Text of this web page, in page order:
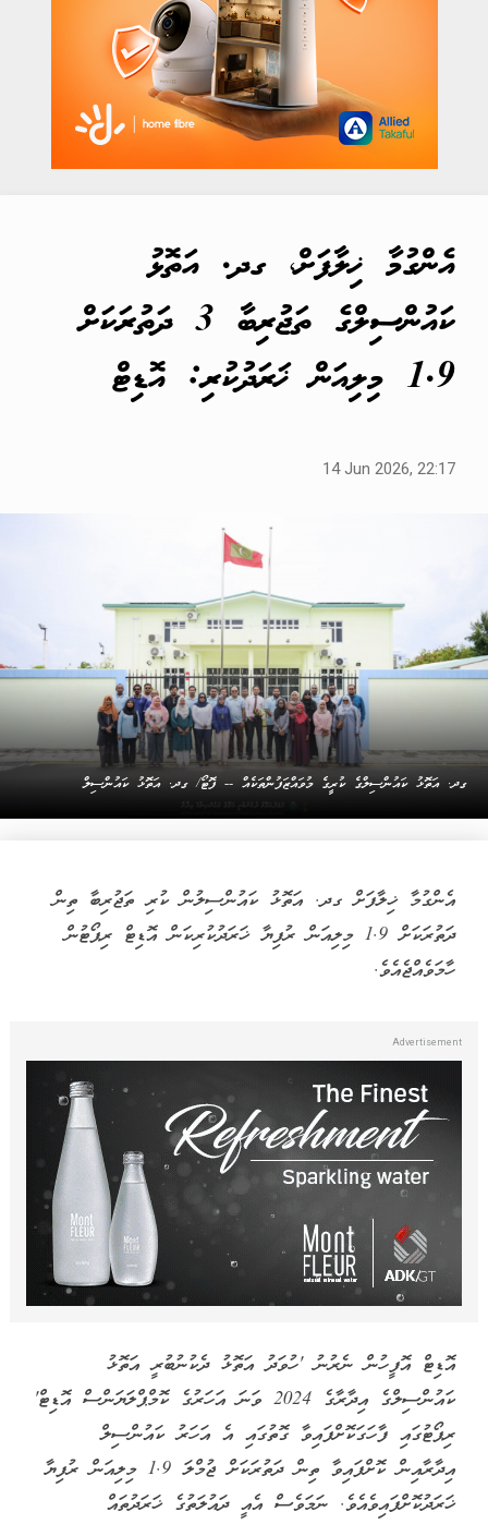
އެންގުމާ ޚިލާފަށް، ގދ. އަތޮޅު
ކައުންސިލްގެ ތަޖުރިބާ 3 ދަތުރަކަށް
1.9 މިލިއަން ޚަރަދުކުރި: އޮޑިޓް
14 Jun 2026, 22:17
ގދ. އަތޮޅު ކައުންސިލްގެ ކުރީގެ މުވައްޒަފުންތަކެއް -- ފޮޓޯ/ ގދ. އަތޮޅު ކައުންސިލް
އެންގުމާ ޚިލާފަށް ގދ. އަތޮޅު ކައުންސިލުން ކުރި ތަޖުރިބާ ތިން
ދަތުރަކަށް 1.9 މިލިއަން ރުފިޔާ ޚަރަދުކުރިކަން އޮޑިޓް ރިޕޯޓުން
ހާމަވެއްޖެއެވެ.
އޮޑިޓް އޮފީހުން ނެރުނު 'ހުވަދު އަތޮޅު ދެކުނުބުރީ އަތޮޅު
ކައުންސިލްގެ އިދާރާގެ 2024 ވަނަ އަހަރުގެ ކޮމްޕްލަޔަންސް އޮޑިޓް'
ރިޕޯޓުގައި ފާހަގަކޮށްފައިވާ ގޮތުގައި އެ އަހަރު ކައުންސިލް
އިދާރާއިން ކޮށްފައިވާ ތިން ދަތުރަކަށް ޖުމްލަ 1.9 މިލިއަން ރުފިޔާ
ޚަރަދުކޮށްފައިވެއެވެ. ނަމަވެސް އެއީ ދައުލަތުގެ ޚަރަދުތައް